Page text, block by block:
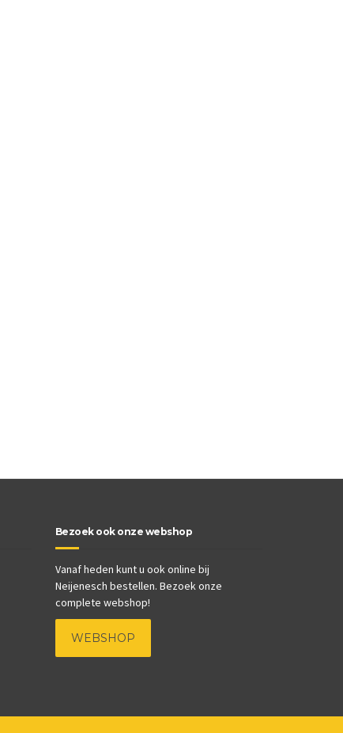
Bezoek ook onze webshop
Vanaf heden kunt u ook online bij
Neijenesch bestellen. Bezoek onze
complete webshop!
WEBSHOP